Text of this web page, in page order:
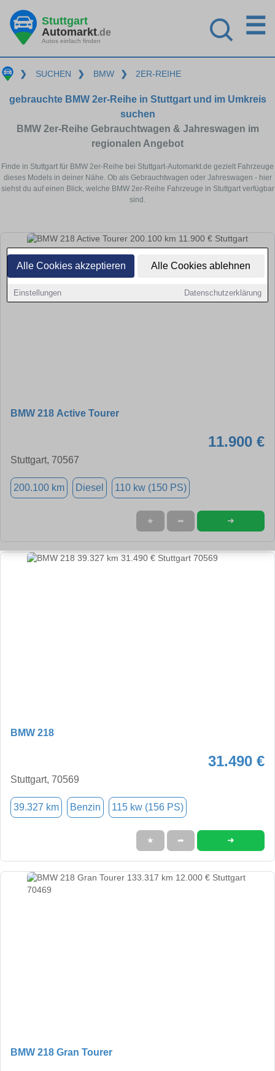
Alle Cookies akzeptieren Alle Cookies ablehnen
Einstellungen Datenschutzerklärung
Stuttgart
Automarkt.de
Autos einfach finden
☰
❯ SUCHEN ❯ BMW ❯ 2ER-REIHE
gebrauchte BMW 2er-Reihe in Stuttgart und im Umkreis
suchen
BMW 2er-Reihe Gebrauchtwagen & Jahreswagen im
regionalen Angebot
Finde in Stuttgart für BMW 2er-Reihe bei Stuttgart-Automarkt.de gezielt Fahrzeuge
dieses Models in deiner Nähe. Ob als Gebrauchtwagen oder Jahreswagen - hier
siehst du auf einen Blick, welche BMW 2er-Reihe Fahrzeuge in Stuttgart verfügbar
sind.
BMW 218 Active Tourer
11.900 €
Stuttgart, 70567
200.100 km Diesel 110 kw (150 PS)
★ ➦ ➜
BMW 218
31.490 €
Stuttgart, 70569
39.327 km Benzin 115 kw (156 PS)
★ ➦ ➜
BMW 218 Gran Tourer